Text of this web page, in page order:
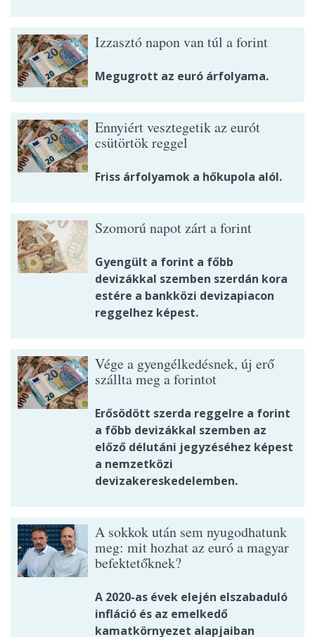
Izzasztó napon van túl a forint
Megugrott az euró árfolyama.
Ennyiért vesztegetik az eurót
csütörtök reggel
Friss árfolyamok a hőkupola alól.
Szomorú napot zárt a forint
Gyengült a forint a főbb
devizákkal szemben szerdán kora
estére a bankközi devizapiacon
reggelhez képest.
Vége a gyengélkedésnek, új erő
szállta meg a forintot
Erősödött szerda reggelre a forint
a főbb devizákkal szemben az
előző délutáni jegyzéséhez képest
a nemzetközi
devizakereskedelemben.
A sokkok után sem nyugodhatunk
meg: mit hozhat az euró a magyar
befektetőknek?
A 2020-as évek elején elszabaduló
infláció és az emelkedő
kamatkörnyezet alapjaiban